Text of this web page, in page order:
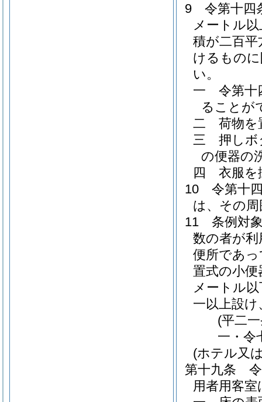
9
令第十四
メートル
積が二百
けるもの
い。
一
令第十
ることが
二
荷物を
三
押しボ
の便器の
四
衣服を
10
令第十
は、その
11
条例対
数の者が
便所であ
置式の小便
メートル
一以上設
(平二
一・令
(ホテル又
第十九条
用者用客